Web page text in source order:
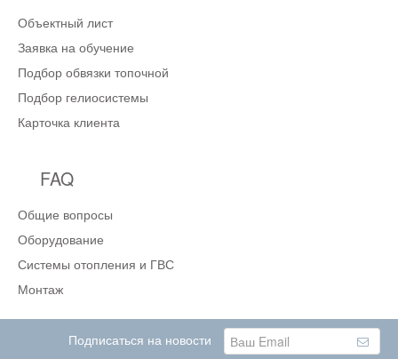
Объектный лист
Заявка на обучение
Подбор обвязки топочной
Подбор гелиосистемы
Карточка клиента
FAQ
Общие вопросы
Оборудование
Системы отопления и ГВС
Монтаж
Подписаться на новости